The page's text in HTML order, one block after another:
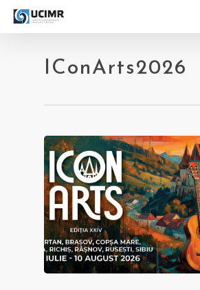
Skip
IConArts2026